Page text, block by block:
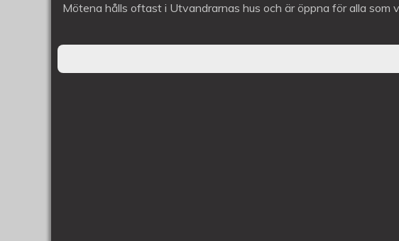
Mötena hålls oftast i Utvandrarnas hus och är öppna för alla som